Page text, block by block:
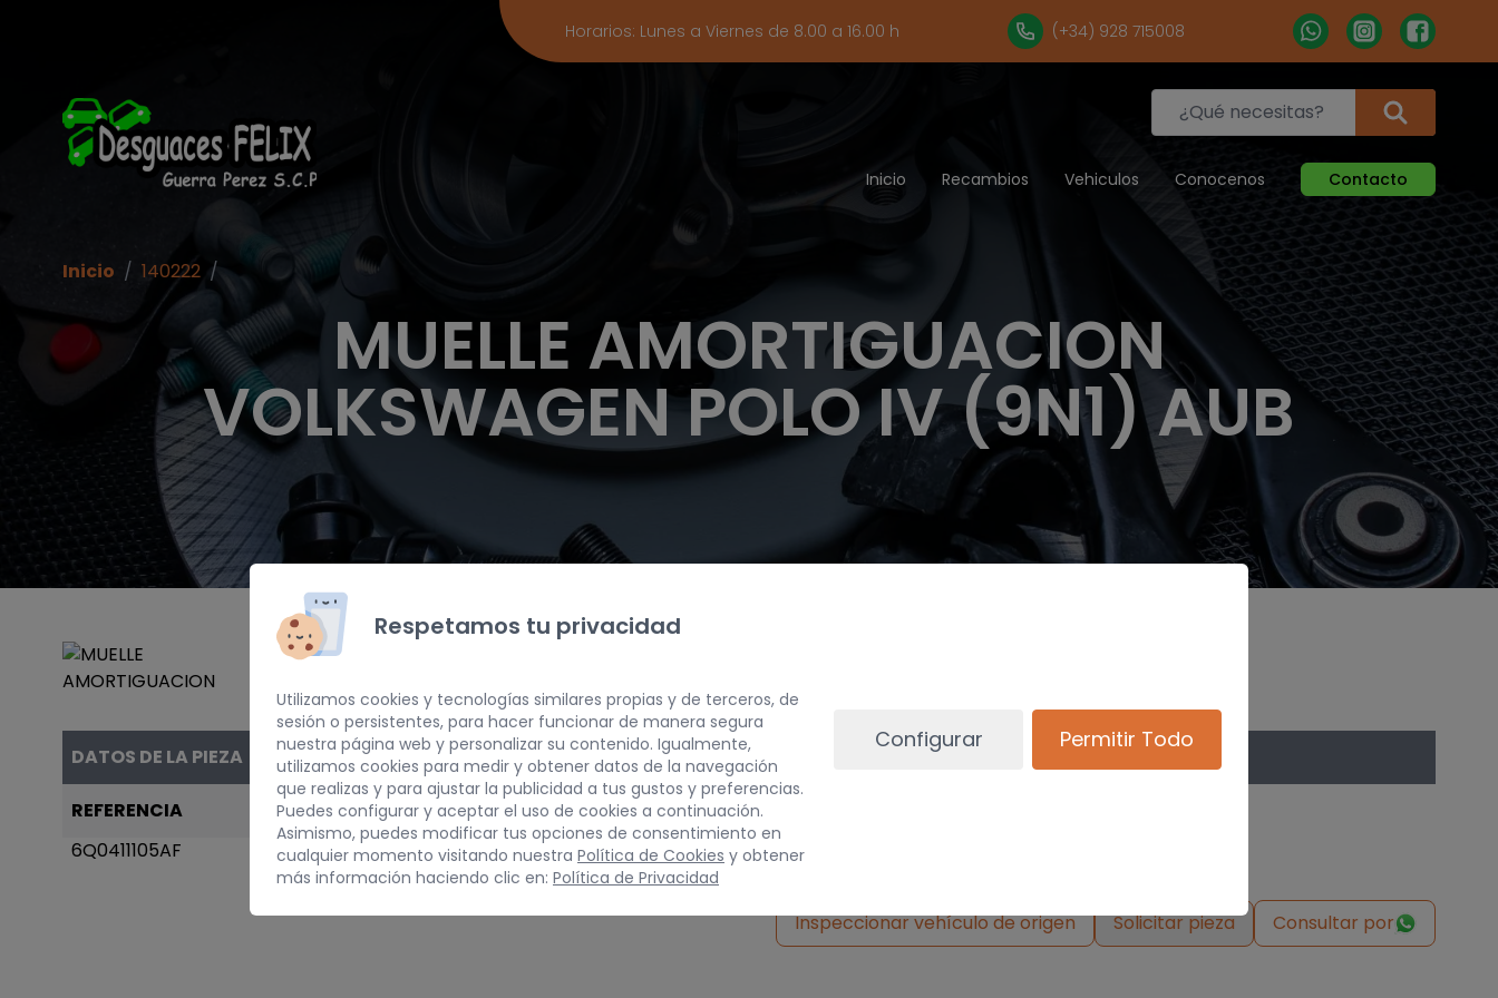
Horarios: Lunes a Viernes de 8.00 a 16.00 h (+34) 928 715008
Inicio Recambios Vehiculos Conocenos Contacto
MUELLE AMORTIGUACION
VOLKSWAGEN POLO IV (9N1) AUB
Inicio / 140222 /
DATOS DE LA PIEZA
REFERENCIA
6Q0411105AF
AÑO
2003
10 kg
Inspeccionar vehículo de origen Solicitar pieza Consultar por
Respetamos tu privacidad
Utilizamos cookies y tecnologías similares propias y de terceros, de
sesión o persistentes, para hacer funcionar de manera segura
nuestra página web y personalizar su contenido. Igualmente,
utilizamos cookies para medir y obtener datos de la navegación
que realizas y para ajustar la publicidad a tus gustos y preferencias.
Puedes configurar y aceptar el uso de cookies a continuación.
Asimismo, puedes modificar tus opciones de consentimiento en
cualquier momento visitando nuestra Política de Cookies y obtener
más información haciendo clic en: Política de Privacidad
Configurar Permitir Todo